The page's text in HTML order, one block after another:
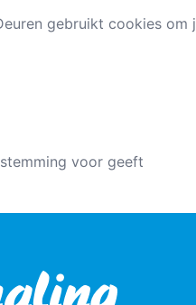
gebruikt cookies
voor geeft